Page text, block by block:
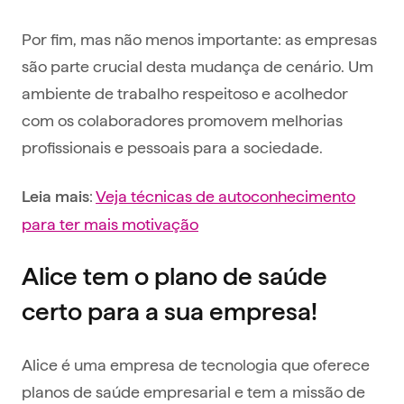
Por fim, mas não menos importante: as empresas
são parte crucial desta mudança de cenário. Um
ambiente de trabalho respeitoso e acolhedor
com os colaboradores promovem melhorias
profissionais e pessoais para a sociedade.
Leia mais:Veja técnicas de autoconhecimento
para ter mais motivação
Alice tem o plano de saúde
certo para a sua empresa!
Alice é uma empresa de tecnologia que oferece
planos de saúde empresarial e tem a missão de